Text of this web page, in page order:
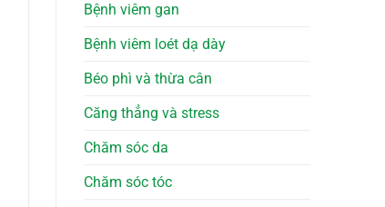
Bệnh viêm gan
Bệnh viêm loét dạ dày
Béo phì và thừa cân
Căng thẳng và stress
Chăm sóc da
Chăm sóc tóc